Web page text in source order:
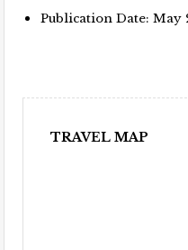
Publication Date: May
TRAVEL MAP